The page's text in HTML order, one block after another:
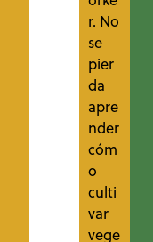
r. No
se
pier
da
apre
nder
cóm
o
culti
var
vege